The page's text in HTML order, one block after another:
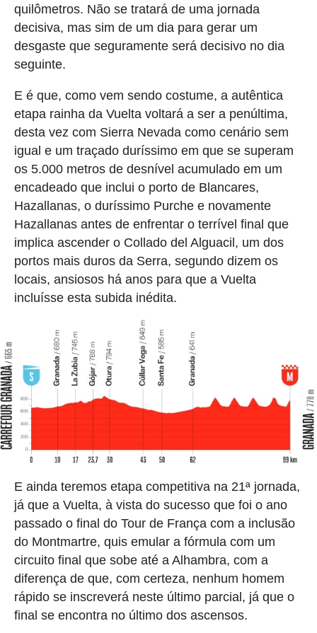
quilômetros. Não se tratará de uma jornada
decisiva, mas sim de um dia para gerar um
desgaste que seguramente será decisivo no dia
seguinte.
E é que, como vem sendo costume, a autêntica
etapa rainha da Vuelta voltará a ser a penúltima,
desta vez com Sierra Nevada como cenário sem
igual e um traçado duríssimo em que se superam
os 5.000 metros de desnível acumulado em um
encadeado que inclui o porto de Blancares,
Hazallanas, o duríssimo Purche e novamente
Hazallanas antes de enfrentar o terrível final que
implica ascender o Collado del Alguacil, um dos
portos mais duros da Serra, segundo dizem os
locais, ansiosos há anos para que a Vuelta
incluísse esta subida inédita.
E ainda teremos etapa competitiva na 21ª jornada,
já que a Vuelta, à vista do sucesso que foi o ano
passado o final do Tour de França com a inclusão
do Montmartre, quis emular a fórmula com um
circuito final que sobe até a Alhambra, com a
diferença de que, com certeza, nenhum homem
rápido se inscreverá neste último parcial, já que o
final se encontra no último dos ascensos.